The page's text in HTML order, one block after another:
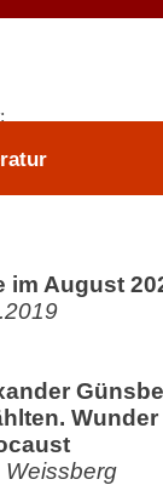
im August
Weissberg